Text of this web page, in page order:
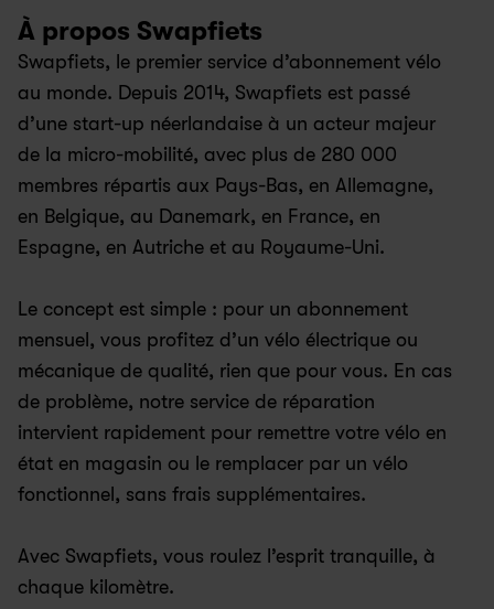
À propos Swapfiets
Swapfiets, le premier service d’abonnement vélo
au monde. Depuis 2014, Swapfiets est passé
d’une start-up néerlandaise à un acteur majeur
de la micro-mobilité, avec plus de 280 000
membres répartis aux Pays-Bas, en Allemagne,
en Belgique, au Danemark, en France, en
Espagne, en Autriche et au Royaume-Uni.
Le concept est simple : pour un abonnement
mensuel, vous profitez d’un vélo électrique ou
mécanique de qualité, rien que pour vous. En cas
de problème, notre service de réparation
intervient rapidement pour remettre votre vélo en
état en magasin ou le remplacer par un vélo
fonctionnel, sans frais supplémentaires.
Avec Swapfiets, vous roulez l’esprit tranquille, à
chaque kilomètre.